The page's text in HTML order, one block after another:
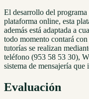
El desarrollo del
plataforma online, esta
además está adaptada a
todo momento contará
tutorías se realizan
teléfono (953 58 53 30),
sistema de mensajería
Evaluación